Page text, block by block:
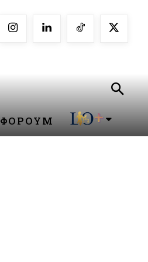
ΦΟΡΟΥΜ